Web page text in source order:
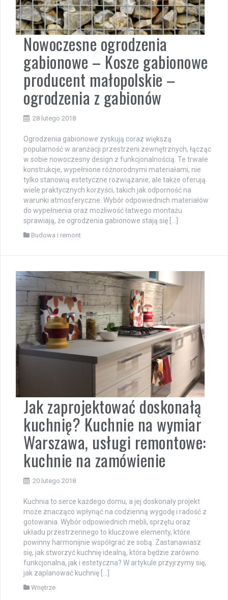
Nowoczesne ogrodzenia
gabionowe – Kosze gabionowe
producent małopolskie –
ogrodzenia z gabionów
28 lutego 2018
Ogrodzenia gabionowe zyskują coraz większą
popularność w aranżacji przestrzeni zewnętrznych, łącząc
w sobie nowoczesny design z funkcjonalnością. Te trwałe
konstrukcje, wypełnione różnorodnymi materiałami, nie
tylko stanowią estetyczne rozwiązanie, ale także oferują
wiele praktycznych korzyści, takich jak odporność na
warunki atmosferyczne. Wybór odpowiednich materiałów
do wypełnienia oraz możliwość łatwego montażu
sprawiają, że ogrodzenia gabionowe stają się […]
Budowa i remont
Jak zaprojektować doskonałą
kuchnię? Kuchnie na wymiar
Warszawa, usługi remontowe:
kuchnie na zamówienie
20 lutego 2018
Kuchnia to serce każdego domu, a jej doskonały projekt
może znacząco wpłynąć na codzienną wygodę i radość z
gotowania. Wybór odpowiednich mebli, sprzętu oraz
układu przestrzennego to kluczowe elementy, które
powinny harmonijnie współgrać ze sobą. Zastanawiasz
się, jak stworzyć kuchnię idealną, która będzie zarówno
funkcjonalna, jak i estetyczna? W artykule przyjrzymy się,
jak zaplanować kuchnię […]
Wnętrze